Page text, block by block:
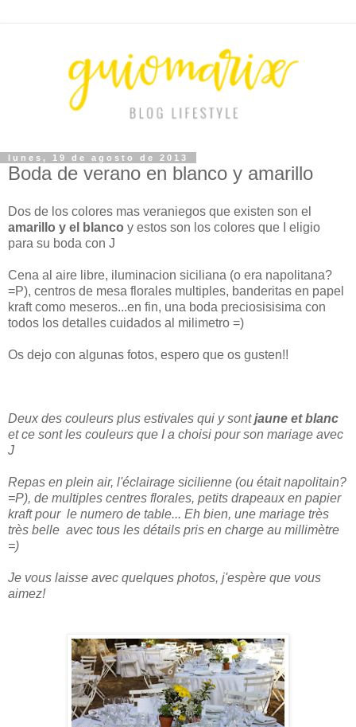
lunes, 19 de agosto de 2013
Boda de verano en blanco y amarillo
Dos de los colores mas veraniegos que existen son el
amarillo y el blanco y estos son los colores que I eligio
para su boda con J
Cena al aire libre, iluminacion siciliana (o era napolitana?
=P), centros de mesa florales multiples, banderitas en papel
kraft como meseros...en fin, una boda preciosisisima con
todos los detalles cuidados al milimetro =)
Os dejo con algunas fotos, espero que os gusten!!
Deux des couleurs plus estivales qui y sontjaune et blanc
et ce sont les couleurs que I a choisi pour son mariage avec
J
Repas en plein air, l'éclairage sicilienne (ou était napolitain?
=P), de multiples centres florales, petits drapeaux en papier
kraft pour le numero de table... Eh bien, une mariage très
très belle avec tous les détails pris en charge au millimètre
=)
Je vous laisse avec quelques photos, j'espère que vous
aimez!